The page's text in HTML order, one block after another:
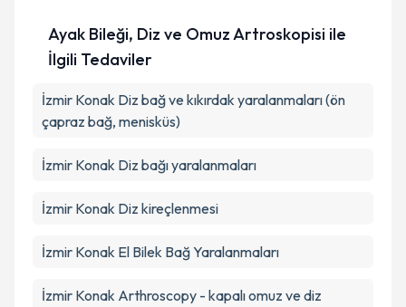
Ayak Bileği, Diz ve Omuz Artroskopisi ile
İlgili Tedaviler
İzmir Konak Diz bağ ve kıkırdak yaralanmaları (ön
çapraz bağ, menisküs)
İzmir Konak Diz bağı yaralanmaları
İzmir Konak Diz kireçlenmesi
İzmir Konak El Bilek Bağ Yaralanmaları
İzmir Konak Arthroscopy - kapalı omuz ve diz